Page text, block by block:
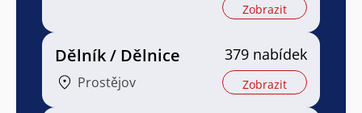
Zobrazit
Dělník / Dělnice
Prostějov
379 nabídek
Zobrazit